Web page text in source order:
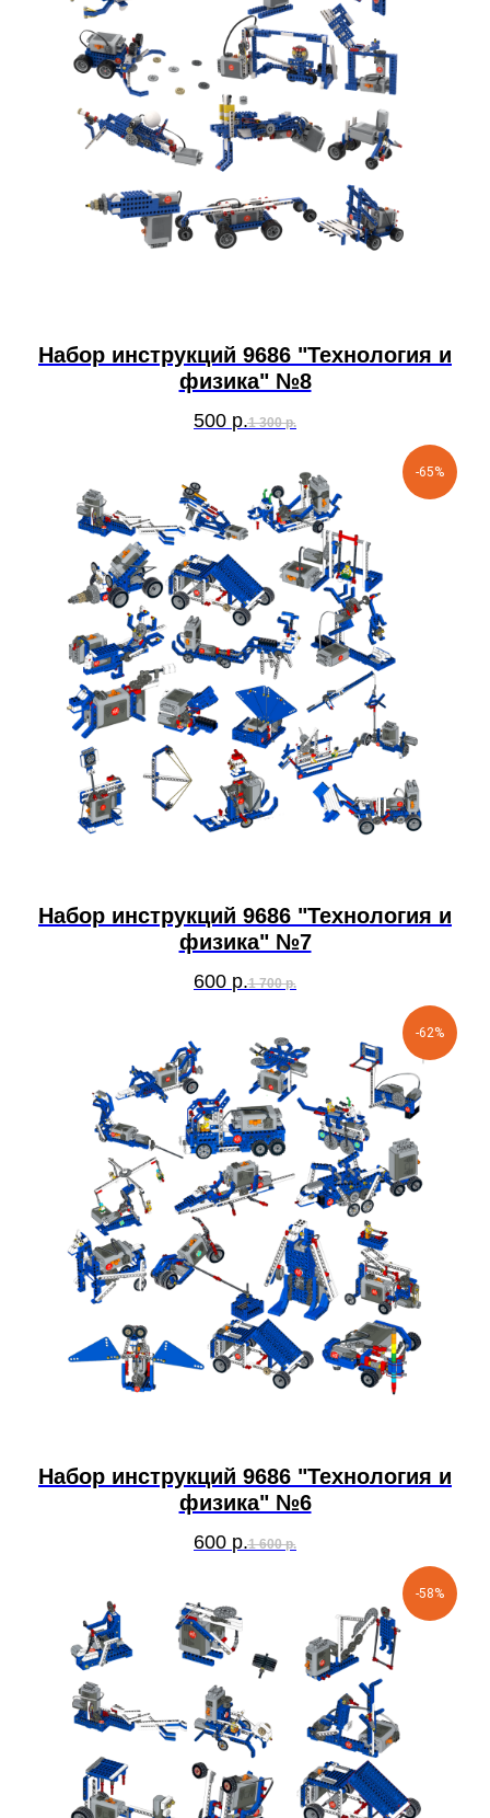
Набор инструкций 9686 "Технология и
физика" №8
500 р.1 300 р.
-65%
Набор инструкций 9686 "Технология и
физика" №7
600 р.1 700 р.
-62%
Набор инструкций 9686 "Технология и
физика" №6
600 р.1 600 р.
-58%